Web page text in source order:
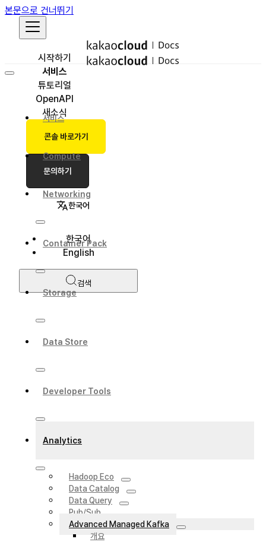
본문으로 건너뛰기
시작하기
서비스
튜토리얼
OpenAPI
새소식
콘솔 바로가기
문의하기
한국어
한국어
English
검색
서비스
Compute
Networking
Container Pack
Storage
Data Store
Developer Tools
Analytics
Hadoop Eco
Data Catalog
Data Query
Pub/Sub
Advanced Managed Kafka
개요